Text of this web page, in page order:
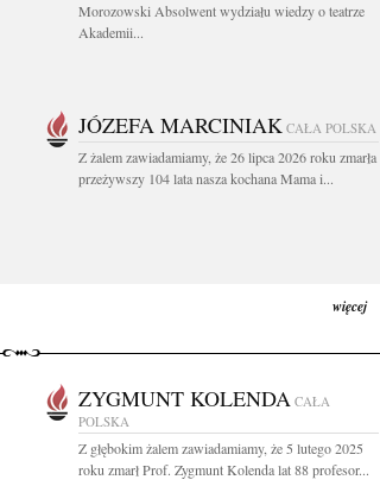
Morozowski Absolwent wydziału wiedzy o teatrze
Akademii...
JÓZEFA MARCINIAK CAŁA POLSKA
Z żalem zawiadamiamy, że 26 lipca 2026 roku zmarła
przeżywszy 104 lata nasza kochana Mama i...
więcej
ZYGMUNT KOLENDA CAŁA
POLSKA
Z głębokim żalem zawiadamiamy, że 5 lutego 2025
roku zmarł Prof. Zygmunt Kolenda lat 88 profesor...